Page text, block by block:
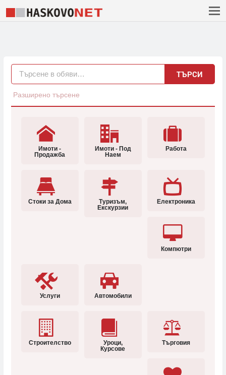
ТЪРСИ
Разширено търсене
Имоти -
Продажба
Имоти - Под
Наем
Работа
Стоки за Дома
Туризъм,
Екскурзии
Електроника
Компютри
Услуги Автомобили
Строителство
Уроци,
Курсове
Търговия